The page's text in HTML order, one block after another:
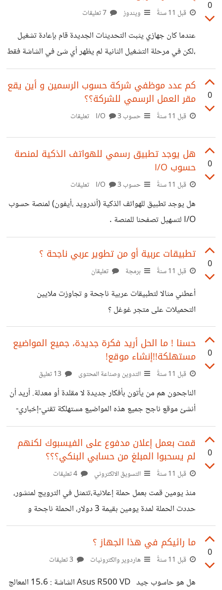
0
قبل 11 سنةً ويندوز
عندما كان جهازي يثبت التحديثات الجديدة قام بإعادة تشغيل
،لكن في مرحلة التشغيل الثانية لم يظهر أي شئ في الشاشة فقط
شلطة هكذا (-) و إستغرق وقت و لم يشتغل ،فقمت بالإغلاق
الجهاز من زر الطاقة ثم شغلته لكن هنا المصيبة إشتغل الجهاز لكن
الشاشة بقت سوداء مضلمة و تركتها هكذا لبعض الوقت لكن دون
جدوى أرجو من لديه حل أن يساعدني ؟ مع العلم أني قمت
0
كم عدد موظفي شركة حسوب الرسمين و أين يقع
مقر العمل الرسمي للشركة؟؟
قبل 11 سنةً حسوب I/O 3 تعليقات
0
هل يوجد تطبيق رسمي للهواتف الذكية لمنصة
حسوب I/O
قبل 11 سنةً حسوب I/O 3 تعليقات
هل يوجد تطبيق للهواتف الذكية (أندرويد ،أيفون) لمنصة حسوب
I/O لتسهيل تصفحنا للمنصة .
0
تطبيقات عربية أو من تطوير عربي ناجحة ؟
قبل 11 سنةً برمجة تعليقان
أعطني مثالا لتطبيقات عربية ناجحة و تجاوزت ملايين
التحميلات على متجر غوغل ؟
0
حسنا ! ما الحل أريد فكرة جديدة، جميع المواضيع
مستهلكة!!إنشاء موقع!
قبل 11 سنةً التدوين وصناعة المحتوى
الناجحون هم من يأتون بأفكار جديدة لا مقلدة أو معدلة. أريد أن
أنشئ موقع ناجح جميع هذه المواضيع مستهلكة تقني-إخباري-
ترفيهي-علمي-رياضي.
0
قمت بعمل إعلان مدفوع على الفيسبوك لكنهم
لم يسحبوا المبلغ من حسابي البنكي؟؟؟
قبل 11 سنةً التسويق الالكتروني
منذ يومين قمت بعمل حملة إعلانية،تتمثل في الترويج لمنشور،
حددت الحملة لمدة يومين بقيمة 3 دولار، الحملة ناجحة و
التفاعل مع المنشور جيد، لكن لم يتم إقتطاع المبلغ من رصيد
للحملة و لن يتم سحبها من رصيدي كذلك . أين هي المشكلة ،هل
0
ما رائيكم في هذا الجهاز ؟
قبل 11 سنةً هاردوير والكترونيات
هل هو حاسوب جيد Asus R500 VD الشاشة : 15.6 المعالج